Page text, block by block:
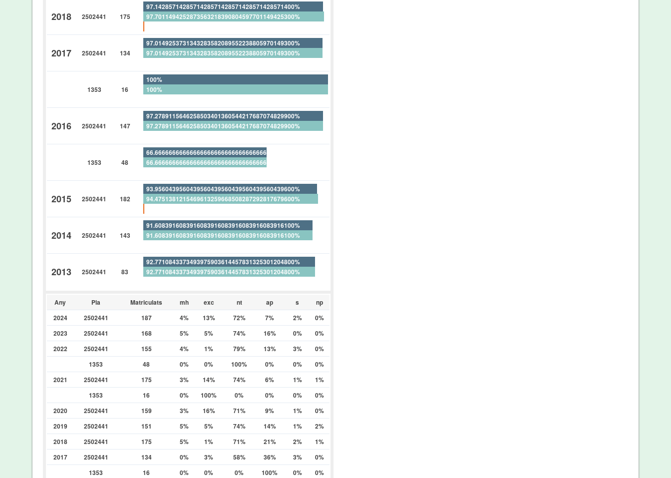
2018 2502441 175
97.1428571428571428571428571428571428571400%
97.7011494252873563218390804597701149425300%
2017 2502441 134
97.0149253731343283582089552238805970149300%
97.0149253731343283582089552238805970149300%
1353 16
100%
100%
2016 2502441 147
97.2789115646258503401360544217687074829900%
97.2789115646258503401360544217687074829900%
1353 48
66.6666666666666666666666666666666666666700%
66.6666666666666666666666666666666666666700%
2015 2502441 182
93.9560439560439560439560439560439560439600%
94.4751381215469613259668508287292817679600%
2014 2502441 143
91.6083916083916083916083916083916083916100%
91.6083916083916083916083916083916083916100%
2013 2502441 83
92.7710843373493975903614457831325301204800%
92.7710843373493975903614457831325301204800%
Any Pla Matriculats mh exc nt ap s
np
2024
2502441 187 4% 13% 72% 7% 2%
0%
2023
2502441 168 5% 5% 74% 16% 0%
0%
2022
2502441 155 4% 1% 79% 13% 3%
0%
1353
48 0% 0% 100% 0% 0%
0%
2021
2502441 175 3% 14% 74% 6% 1%
1%
1353
16 0% 100% 0% 0% 0%
0%
2020
2502441 159 3% 16% 71% 9% 1%
0%
2019
2502441 151 5% 5% 74% 14% 1%
2%
2018
2502441 175 5% 1% 71% 21% 2%
1%
2017
2502441 134 0% 3% 58% 36% 3%
0%
1353
16 0% 0% 0% 100% 0% 0%